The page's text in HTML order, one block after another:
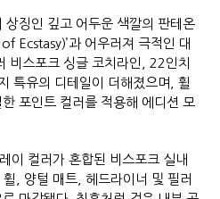
상징인 깊고 어두운 색깔의 판테온
Ecstasy)’과 어우러져 극적인 대
비스포크 싱글 코치라인, 22인치
특유의 디테일이 더해졌으며, 휠
포인트 컬러를 적용해 에디션 모
이 컬러가 혼합된 비스포크 실내
, 양털 매트, 헤드라이너 및 필러